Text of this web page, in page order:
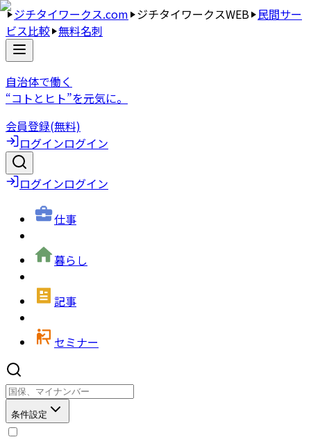
ジチタイワークス.com ジチタイワークスWEB 民間サー
ビス比較 無料名刺
自治体で働く
“コトとヒト”を元気に。
会員登録(無料)
ログインログイン
ログインログイン
仕事
暮らし
記事
セミナー
条件設定